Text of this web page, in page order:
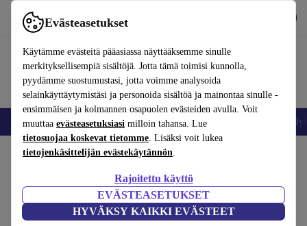
Evästeasetukset
Käytämme evästeitä pääasiassa näyttääksemme sinulle
merkityksellisempiä sisältöjä. Jotta tämä toimisi kunnolla,
pyydämme suostumustasi, jotta voimme analysoida
selainkäyttäytymistäsi ja personoida sisältöä ja mainontaa sinulle -
ensimmäisen ja kolmannen osapuolen evästeiden avulla. Voit
muuttaa evästeasetuksiasi milloin tahansa. Lue
tietosuojaa koskevat tietomme. Lisäksi voit lukea
tietojenkäsittelijän evästekäytännön.
Rajoitettu käyttö
EVÄSTEASETUKSET
HYVÄKSY KAIKKI EVÄSTEET
Käytä refurbed-palvelua nopeasti ja helposti
Matkapuhelimet ja älypuhelimet Kannettavat tietokoneet
Vaiheet 1/4
Toiminnallisuus Tekniset tiedot Tarjous Henkilötiedot